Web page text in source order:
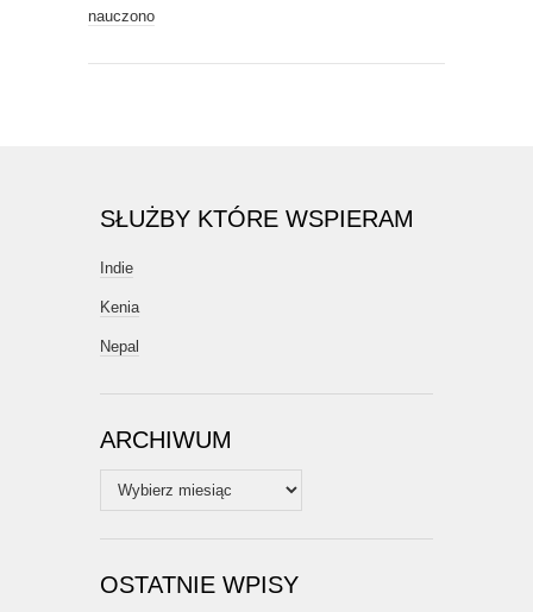
nauczono
SŁUŻBY KTÓRE WSPIERAM
Indie
Kenia
Nepal
ARCHIWUM
Archiwum
OSTATNIE WPISY